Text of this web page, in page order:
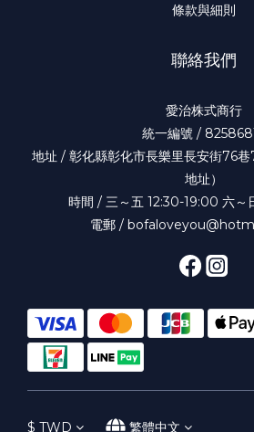
條款與細則
聯絡我們
愛治株式商行
統一編號 /
地址 / 彰化縣彰化市長樂里長安街76
地址）
時間 / 三～五 12:30-19:00 六
電郵 /
$ TWD 繁體中文